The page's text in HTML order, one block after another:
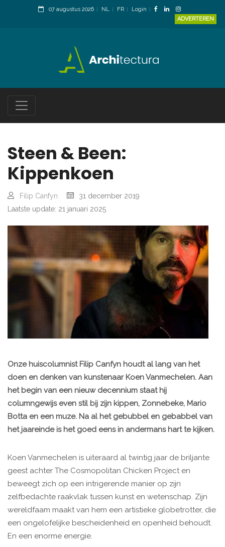
07 augustus 2026 NL FR
Login
ADVERTEREN
Steen & Been:
Kippenkoen
Filip Canfyn
31 december 2019
Laatste update: 21 januari 2025
Onze huiscolumnist Filip Canfyn houdt al lang van het
doen en denken van kunstenaar Koen Vanmechelen. Aan
het begin van een nieuw decennium staat hij
columngewijs even stil bij zijn kippen, Zonnebeke, Mario
Botta en een muze. Na al het gebubbel en gebabbel van
het jaareinde is het goed eens in andermans hart te kijken.
Koen Vanmechelen is uiteraard al twintig jaar de briljante
geest achter The Cosmopolitan Chicken Project en
beweegt zich op een intrigerende manier op zijn
zelfbedachte raakvlak tussen kunst en wetenschap. Zijn
wereldfaam maakt van hem een artistieke globetrotter, die
een ongelofelijke bescheidenheid en openheid behoudt.
En een enorme energie.